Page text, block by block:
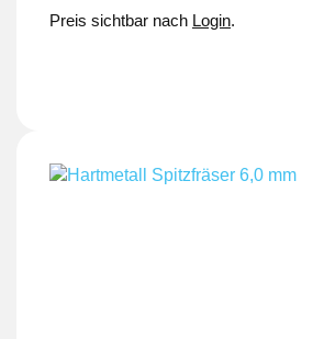
Preis sichtbar nach Login.